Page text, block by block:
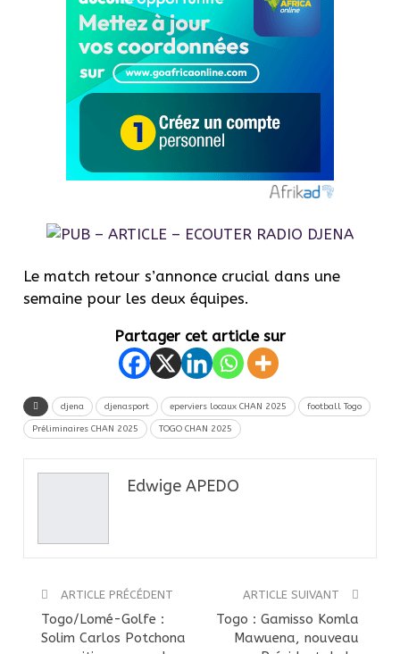
Le match retour s’annonce crucial dans une
semaine pour les deux équipes.
Partager cet article sur
djena djenasport eperviers locaux CHAN 2025 football Togo
Préliminaires CHAN 2025 TOGO CHAN 2025
Edwige APEDO
ARTICLE PRÉCÉDENT
Togo/Lomé-Golfe :
Solim Carlos Potchona
ARTICLE SUIVANT
Togo : Gamisso Komla
Mawuena, nouveau